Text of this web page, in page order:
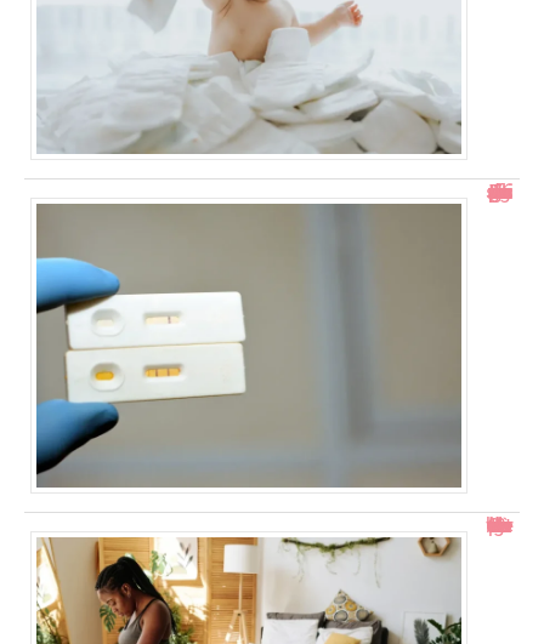
Test de grossesse positif mais prise de sang négative : explications
Col ouvert à 1 doigt : accouchement dans combien de temps ?